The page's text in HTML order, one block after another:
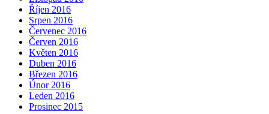
Říjen 2016
Srpen 2016
Červenec 2016
Červen 2016
Květen 2016
Duben 2016
Březen 2016
Únor 2016
Leden 2016
Prosinec 2015